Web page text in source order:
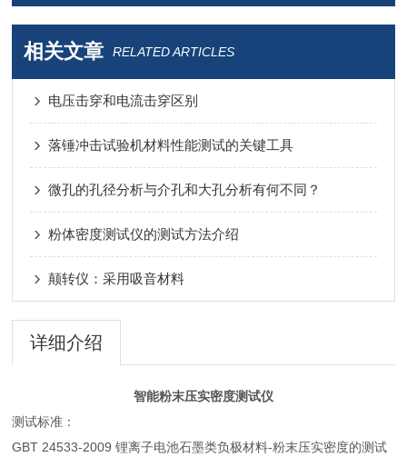
相关文章 RELATED ARTICLES
电压击穿和电流击穿区别
落锤冲击试验机材料性能测试的关键工具
微孔的孔径分析与介孔和大孔分析有何不同？
粉体密度测试仪的测试方法介绍
颠转仪：采用吸音材料
详细介绍
智能粉末压实密度测试仪
测试标准：
GBT 24533-2009 锂离子电池石墨类负极材料-粉末压实密度的测试